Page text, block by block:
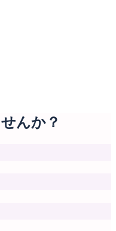
んか？